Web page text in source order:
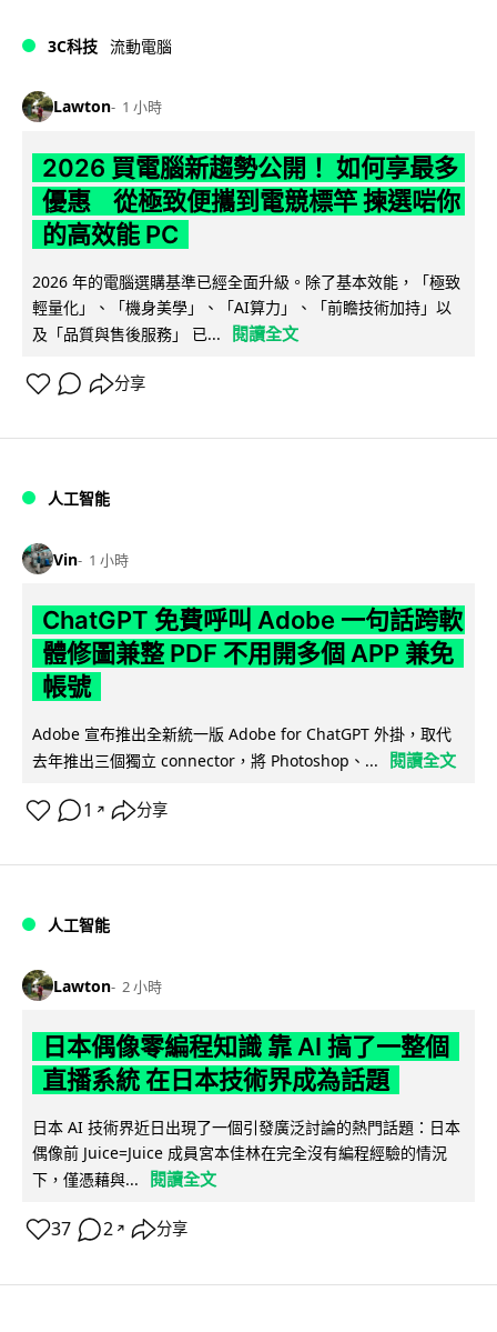
3C科技 流動電腦
Lawton 1 小時
2026 買電腦新趨勢公開！ 如何享最多
優惠 從極致便攜到電競標竿 揀選啱你
的高效能 PC
2026 年的電腦選購基準已經全面升級。除了基本效能，「極致
輕量化」、「機身美學」、「AI算力」、「前瞻技術加持」以
及「品質與售後服務」 已...
閱讀全文
分享
人工智能
Vin 1 小時
ChatGPT 免費呼叫 Adobe 一句話跨軟
體修圖兼整 PDF 不用開多個 APP 兼免
帳號
Adobe 宣布推出全新統一版 Adobe for ChatGPT 外掛，取代
去年推出三個獨立 connector，將 Photoshop、...
閱讀全文
1 ↗ 分享
人工智能
Lawton 2 小時
日本偶像零編程知識 靠 AI 搞了一整個
直播系統 在日本技術界成為話題
日本 AI 技術界近日出現了一個引發廣泛討論的熱門話題：日本
偶像前 Juice=Juice 成員宮本佳林在完全沒有編程經驗的情況
下，僅憑藉與...
閱讀全文
37 2 ↗ 分享